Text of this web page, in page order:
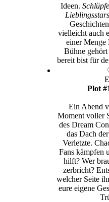
Ideen.
Lieblingsstars
vielleicht auch
einer Menge
Bühne
bereit bist für
Plot
Ein Abend
Moment voller
des Dream
das Dach
Verletzte.
Fans kämpfen
hilft? Wer
zerbricht?
welcher Seite
eure eigene